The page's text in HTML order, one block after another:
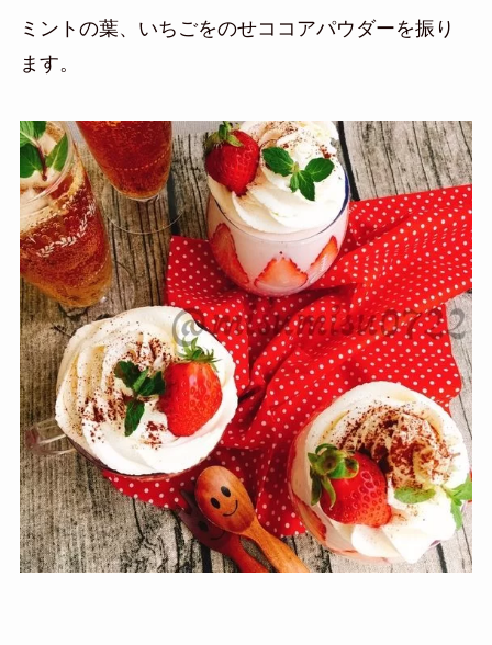
ミントの葉、いちごをのせココアパウダーを振り
ます。